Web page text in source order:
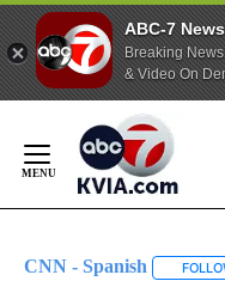
ABC-7
Breaking
& Video On
Content
CNN - Spanish